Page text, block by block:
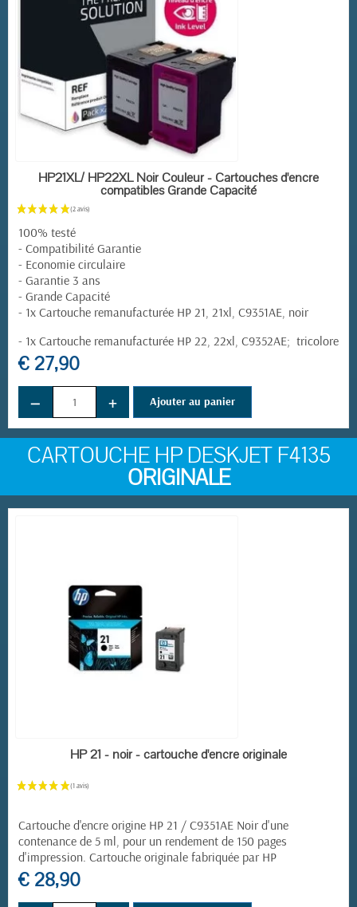
(1 avis)
EN STOCK
HP21XL/ HP22XL Noir Couleur - Cartouches d'encre
compatibles Grande Capacité
100% testé
- Compatibilité Garantie
- Economie circulaire
- Garantie 3 ans
- Grande Capacité
- 1x Cartouche remanufacturée HP 21, 21xl, C9351AE, noir
- 1x Cartouche remanufacturée HP 22, 22xl, C9352AE; tricolore
€ 27,90
− + Ajouter au panier
CARTOUCHE HP DESKJET F4135
ORIGINALE
EN STOCK
HP 21 - noir - cartouche d'encre originale
Cartouche d'encre origine HP 21 / C9351AE Noir d'une
contenance de 5 ml, pour un rendement de 150 pages
d'impression. Cartouche originale fabriquée par HP
€ 28,90